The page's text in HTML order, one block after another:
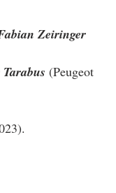
Zeiringer
(Peugeot